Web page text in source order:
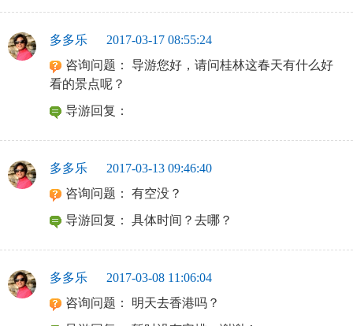
多多乐
2017-03-17 08:55:24
咨询问题：导游您好，请问桂林这春天有什么好
看的景点呢？
导游回复：
多多乐
2017-03-13 09:46:40
咨询问题：有空没？
导游回复：具体时间？去哪？
多多乐
2017-03-08 11:06:04
咨询问题： 明天去香港吗？